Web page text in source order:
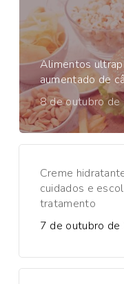
Alimentos
aumentado de
8 de outubro
Creme
cuidados e
tratamento
7 de outubro